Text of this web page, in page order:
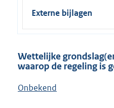
Externe bijlagen
Wettelijke
waarop de regeling is
Onbekend